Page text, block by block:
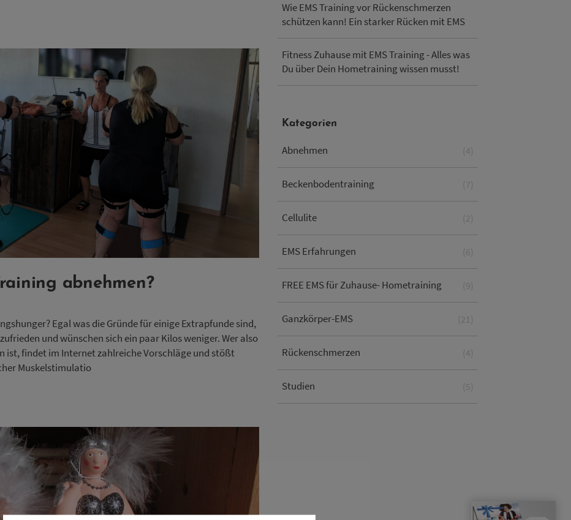
abnehmen?
Egal was die Gründe für einige Extrapfunde sind,
und wünschen sich ein paar Kilos weniger. Wer also
ist, findet im Internet zahlreiche Vorschläge und stößt
Muskelstimulatio
Wie EMS Training vor Rückenschmerzen
schützen kann! Ein starker Rücken mit EMS
Fitness Zuhause mit EMS Training - Alles was
Du über Dein Hometraining wissen musst!
Kategorien
Abnehmen (4)
Beckenbodentraining (7)
Cellulite (2)
EMS Erfahrungen (6)
FREE EMS für Zuhause- Hometraining (9)
Ganzkörper-EMS (21)
Rückenschmerzen (4)
Studien (5)